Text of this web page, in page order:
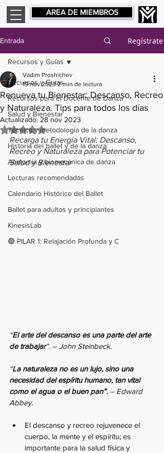
AREA DE MIEMBROS
Entrada Regístrate
Recursos y Guías
Recursos para el Docente de Danza
Salud y Bienestar
Técnica y metodología de la danza
Historia del ballet y de la danza
Anatomía y biomecánica de danza
Lecturas recomendadas
Calendario Histórico del Ballet
Ballet para adultos y principiantes
KinesisLab
🟣 PILAR 1: Relajación Profunda y C
Recursos y Guías
Renueva tu Bienestar: Descanso, Recreo
y Naturaleza. Tips para todos los días
Vadim Proshichev
19 nov 2023 2 min de lectura
Actualizado: 28 nov 2023
Obtuvo NaN de 5 estrellas.
Recarga tu Energía Vital: Descanso,
Recreo y Naturaleza para Potenciar tu
Salud y Bienestar
“El arte del descanso es una parte del arte
de trabajar”. – John Steinbeck.
“La naturaleza no es un lujo, sino una
necesidad del espíritu humano, tan vital
como el agua o el buen pan”. – Edward
Abbey.
El descanso y recreo rejuvenece el
cuerpo, la mente y el espíritu; es
importante para la salud física y